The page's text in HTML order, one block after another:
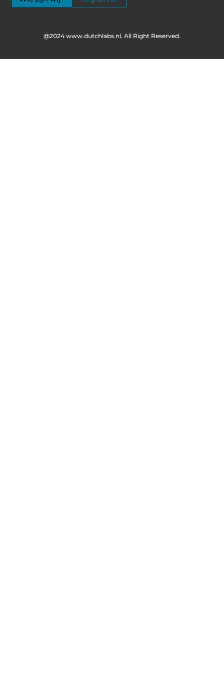
@2024 www.dutchlabs.nl. All Right Reserved.